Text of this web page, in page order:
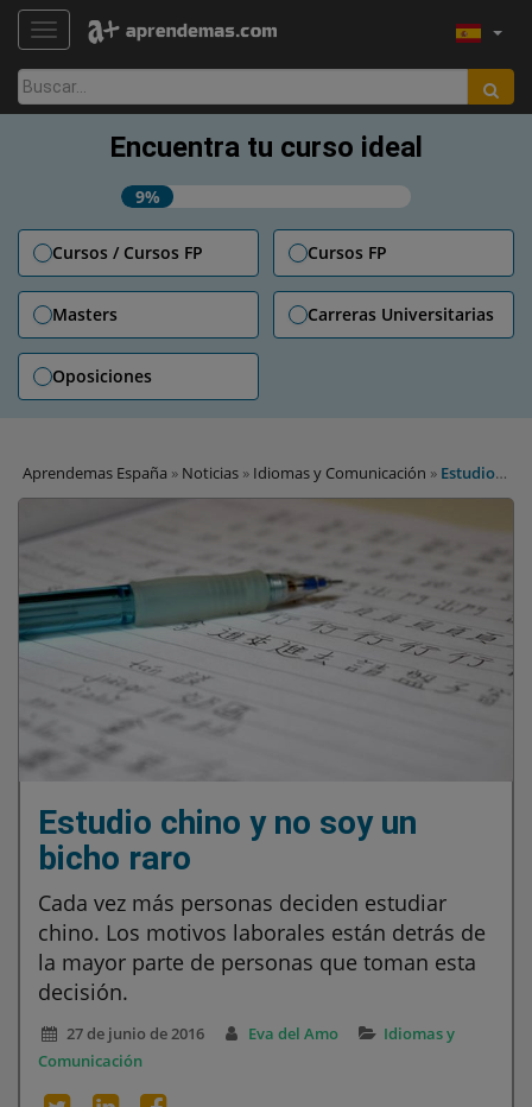
TOGGLE NAVIGATION
Buscar:
Encuentra tu curso ideal
9%
Cursos / Cursos FP Cursos FP
Masters Carreras Universitarias
Oposiciones
Aprendemas España » Noticias » Idiomas y Comunicación » Estudio
chino y no soy un bicho raro
Estudio chino y no soy un
bicho raro
Cada vez más personas deciden estudiar
chino. Los motivos laborales están detrás de
la mayor parte de personas que toman esta
decisión.
27 de junio de 2016 Eva del Amo
Idiomas y
Comunicación